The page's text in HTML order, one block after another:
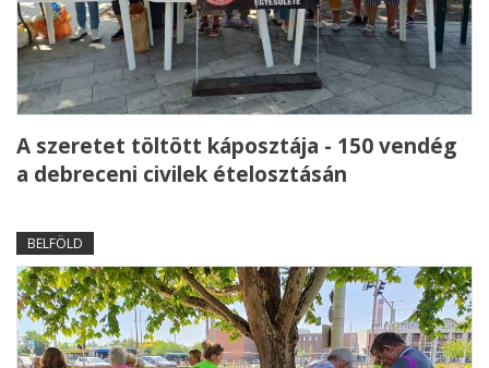
A szeretet töltött káposztája - 150 vendég
a debreceni civilek ételosztásán
BELFÖLD